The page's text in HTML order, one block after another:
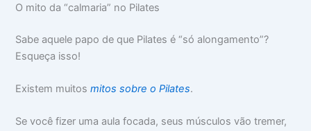
O mito da “calmaria” no Pilates
Sabe aquele papo de que Pilates é “só alongamento”?
Esqueça isso!
Existem muitosmitos sobre o Pilates.
Se você fizer uma aula focada, seus músculos vão tremer,